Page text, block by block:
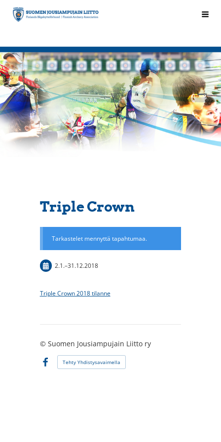
Siirry
sivun
Suomen Jousiampujain Liitto ry
Triple Crown
Tarkastelet mennyttä tapahtumaa.
2.1.–31.12.2018
Triple Crown 2018 tilanne
© Suomen Jousiampujain Liitto ry
Facebook
Tehty Yhdistysavaimella